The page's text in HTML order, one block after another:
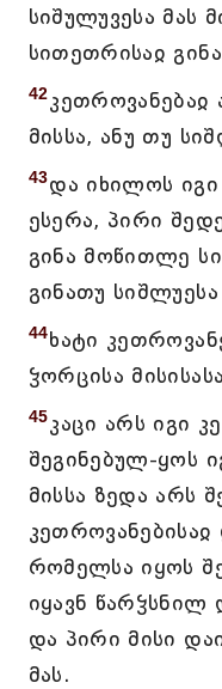
სიშულუვესა მას
სითეთრისაჲ
42კეთროვანებაჲ
მისსა, ანუ თუ
43და იხილოს
ესერა, პირი
გინა მოწითლე
გინათუ სიშლუესა
44ხატი
ჴორცისა
45კაცი არს იგი
შეგინებულ-ყოს
მისსა ზედა არს
რომელსა იყოს
იყავნ წარჴსნილ
და პირი მისი
მას.